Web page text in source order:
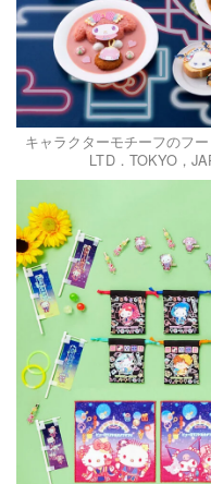
キャラクターモチーフのフ
LTD．TOKYO，